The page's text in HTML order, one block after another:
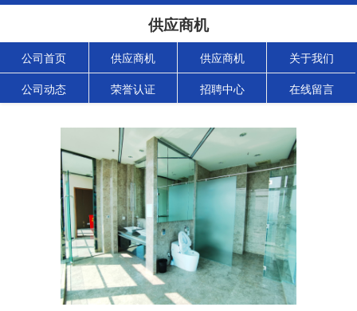
供应商机
公司首页 供应商机 供应商机 关于我们
公司动态 荣誉认证 招聘中心 在线留言